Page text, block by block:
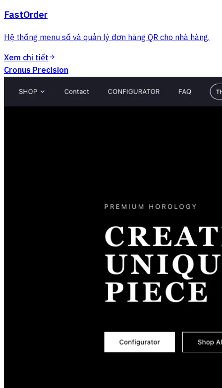
FastOrder
Hệ thống menu số và quản lý đơn hàng QR cho nhà hàng.
Xem chi tiết
Cronus Precision